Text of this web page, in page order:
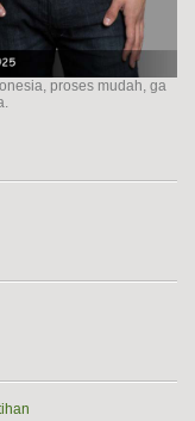
proses mudah, ga